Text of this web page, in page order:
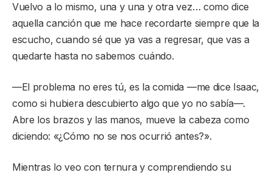
Vuelvo a lo mismo, una y una y otra vez… como dice
aquella canción que me hace recordarte siempre que la
escucho, cuando sé que ya vas a regresar, que vas a
quedarte hasta no sabemos cuándo.
—El problema no eres tú, es la comida —me dice Isaac,
como si hubiera descubierto algo que yo no sabía—.
Abre los brazos y las manos, mueve la cabeza como
diciendo: «¿Cómo no se nos ocurrió antes?».
Mientras lo veo con ternura y comprendiendo su